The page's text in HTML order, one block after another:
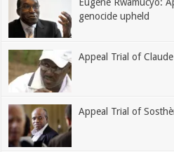
genocide upheld
Appeal Trial of
Appeal Trial of